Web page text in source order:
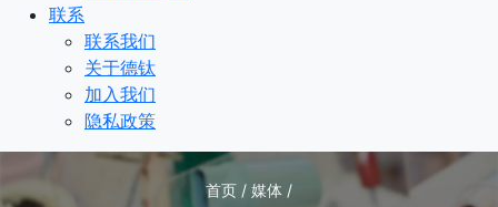
联系
联系我们
关于德钛
加入我们
隐私政策
首页 / 媒体 /